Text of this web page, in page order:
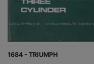
1684 - TRIUMPH